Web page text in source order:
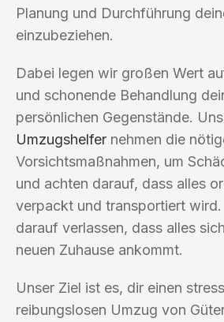
Planung und Durchführung
einzubeziehen.
Dabei legen wir großen Wert
und schonende Behandlung
persönlichen Gegenstände.
Umzugshelfer nehmen die
Vorsichtsmaßnahmen, um
und achten darauf, dass alles
verpackt und transportiert
darauf verlassen, dass alles
neuen Zuhause ankommt.
Unser Ziel ist es, dir einen
reibungslosen Umzug von